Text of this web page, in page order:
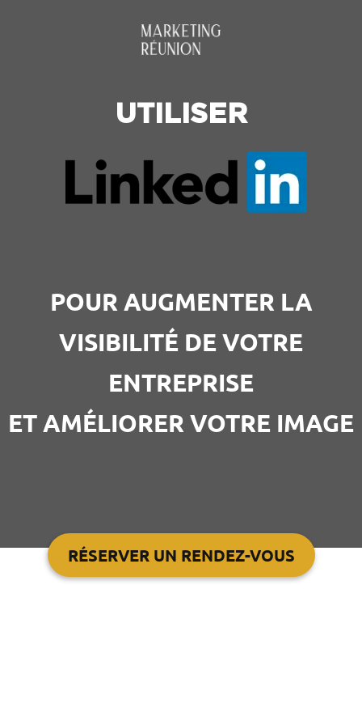
UTILISER
POUR AUGMENTER LA
VISIBILITÉ DE VOTRE
ENTREPRISE
ET AMÉLIORER VOTRE IMAGE
RÉSERVER UN RENDEZ-VOUS